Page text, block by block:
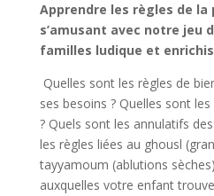
Apprendre les règles de
s’amusant avec notre jeu
familles ludique et
Quelles sont les règles de
ses besoins ? Quelles sont
? Quels sont les annulatifs
les règles liées au ghousl
tayyamoum (ablutions
auxquelles votre enfant